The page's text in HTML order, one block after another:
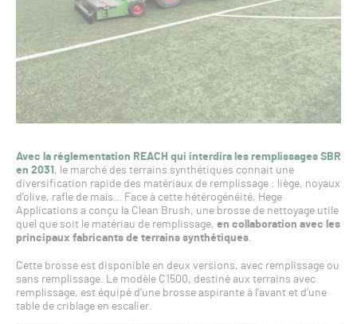
Avec la réglementation REACH qui interdira les remplissages SBR
en 2031 , le marché des terrains synthétiques connait une
diversification rapide des matériaux de remplissage : liège, noyaux
d’olive, rafle de maïs… Face à cette hétérogénéité, Hege
Applications a conçu la Clean Brush, une brosse de nettoyage utile
quel que soit le matériau de remplissage, en collaboration avec les
principaux fabricants de terrains synthétiques.
Cette brosse est disponible en deux versions, avec remplissage ou
sans remplissage. Le modèle C1500, destiné aux terrains avec
remplissage, est équipé d’une brosse aspirante à l’avant et d’une
table de criblage en escalier.